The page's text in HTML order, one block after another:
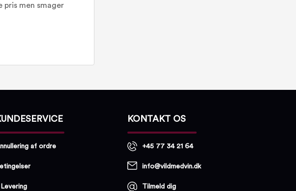
pris men smager
af ordre
KONTAKT OS
+45 77 34 21 64
info@vildmedvin.dk
Tilmeld dig